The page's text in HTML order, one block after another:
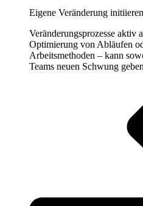
Eigene Veränderung initiieren
Veränderungsprozesse aktiv
Optimierung von Abläufen
Arbeitsmethoden – kann
Teams neuen Schwung